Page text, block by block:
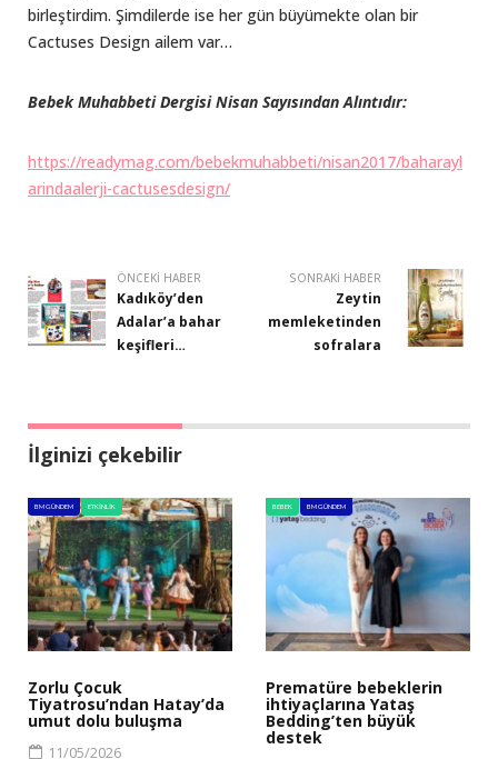
birleştirdim. Şimdilerde ise her gün büyümekte olan bir
Cactuses Design ailem var…
Bebek Muhabbeti Dergisi Nisan Sayısından Alıntıdır:
https://readymag.com/bebekmuhabbeti/nisan2017/baharayl
arindaalerji-cactusesdesign/
ÖNCEKI HABER
Kadıköy’den
Adalar’a bahar
keşifleri…
SONRAKI HABER
Zeytin
memleketinden
sofralara
İlginizi çekebilir
BM GÜNDEM ETKINLIK
Zorlu Çocuk
Tiyatrosu’ndan Hatay’da
umut dolu buluşma
11/05/2026
BEBEK BM GÜNDEM
Prematüre bebeklerin
ihtiyaçlarına Yataş
Bedding’ten büyük
destek